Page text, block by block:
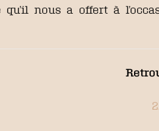
qu’il nous a offert à